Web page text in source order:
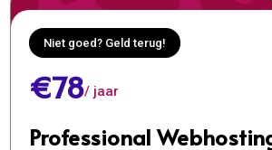
Niet goed? Geld terug!
€78/ jaar
Professional